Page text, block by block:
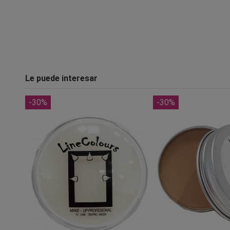
Le puede interesar
-30% -30%